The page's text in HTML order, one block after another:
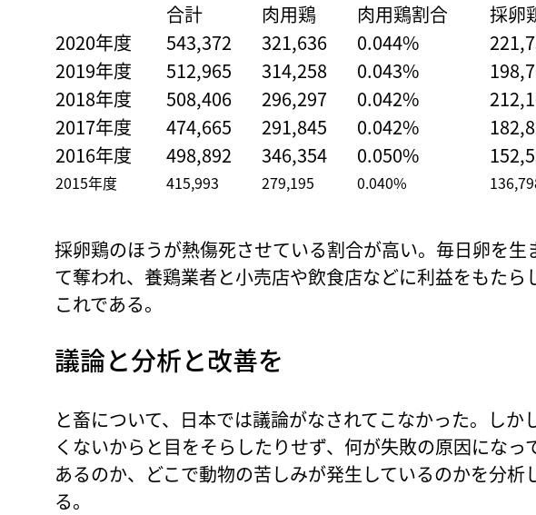
合計 肉用鶏 肉用鶏割合 採卵
2020年度
543,372 321,636 0.044%
2019年度
512,965 314,258 0.043%
2018年度
508,406 296,297 0.042%
2017年度
474,665 291,845 0.042%
2016年度
498,892 346,354 0.050%
2015年度 415,993 279,195 0.040%
採卵鶏のほうが熱傷死させている割合が高い。毎日卵を生
て奪われ、養鶏業者と小売店や飲食店などに利益をもたら
これである。
議論と分析と改善を
と畜について、日本では議論がなされてこなかった。しか
くないからと目をそらしたりせず、何が失敗の原因になっ
あるのか、どこで動物の苦しみが発生しているのかを分析
る。